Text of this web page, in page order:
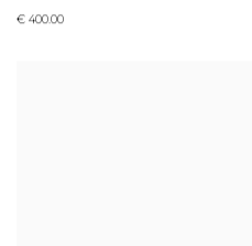
€ 400.00